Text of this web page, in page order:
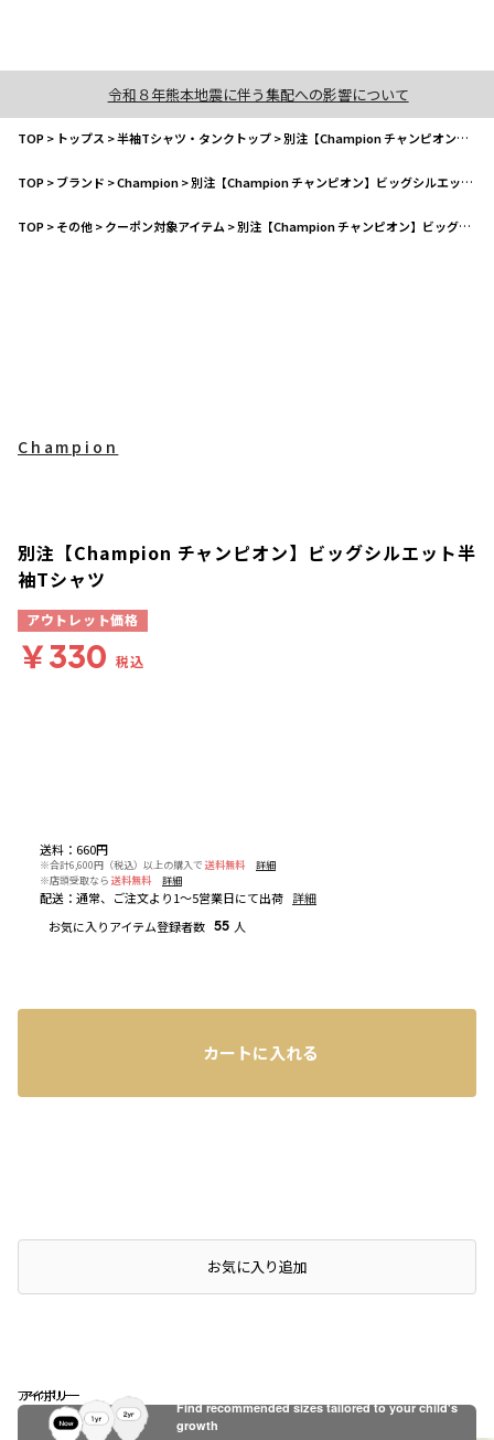
令和８年熊本地震に伴う集配への影響について
TOP> トップス >半袖Tシャツ・タンクトップ>別注【Champion チャンピオン】ビッグシルエット半袖Tシャツ
TOP>ブランド >Champion>別注【Champion チャンピオン】ビッグシルエット半袖Tシャツ
TOP>その他>クーポン対象アイテム >別注【Champion チャンピオン】ビッグシルエット半袖Tシャツ
アイボリー
※撮影場所の関係上、着用画像は実物と若干異なる場合があります。
アイボリー
アイボリー
送料 ： 660円
※合計6,600円（税込）以上の購入で 送料無料
詳細
※店頭受取なら 送料無料 詳細
配送 ： 通常、ご注文より1～5営業日にて出荷 詳細
お気に入りアイテム登録者数 55 人
Champion
別注【Champion チャンピオン】ビッグシルエット半
袖Tシャツ
アウトレット価格
￥330 税込
カートに入れる
お気に入り追加
Find recommended sizes tailored to your child's
growth